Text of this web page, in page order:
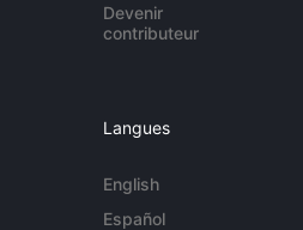
Devenir
contributeur
Langues
English
Español